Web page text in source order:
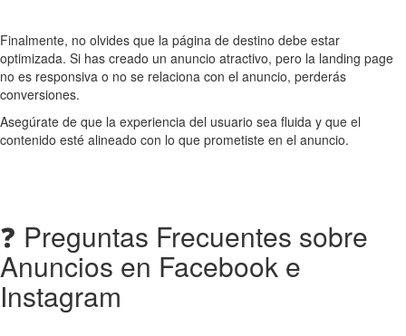
Finalmente, no olvides que la página de destino debe estar
optimizada. Si has creado un anuncio atractivo, pero la landing page
no es responsiva o no se relaciona con el anuncio, perderás
conversiones.
Asegúrate de que la experiencia del usuario sea fluida y que el
contenido esté alineado con lo que prometiste en el anuncio.
❓ Preguntas Frecuentes sobre
Anuncios en Facebook e
Instagram